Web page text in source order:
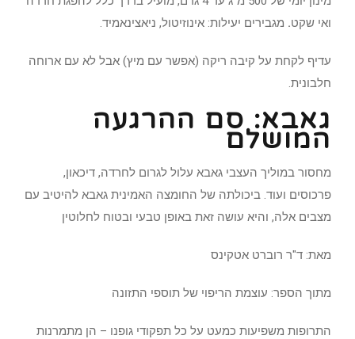
ואי שקט. מגבירים יעילות: אינוזיטול, ניאצינאמיד.
עדיף לקחת על קיבה ריקה (אפשר עם מיץ) אבל לא עם ארוחה
חלבונית.
גאבא: סם ההרגעה
המושלם
מחסור במוליך העצבי גאבא עלול לגרום לחרדה, דיכאון,
פרכוסים ועוד. ביכולתה של החומצה האמינית גאבא להיטיב עם
מצבים אלה, והיא עושה זאת באופן טבעי ובטוח לחלוטין
מאת: ד"ר רוברט אטקינס
מתוך הספר: עוצמת הריפוי של תוספי התזונה
התרופות משפיעות כמעט על כל תפקודי גופנו – הן מתמרנות